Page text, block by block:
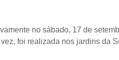
no sábado, 17 de
foi realizada nos jardins da